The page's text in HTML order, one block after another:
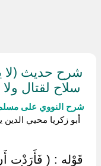
شرح حديث (لا
سلاح لقتال
شرح النووي على
أبو زكريا محيي الدين
‏قَوْله : ( فَأَرَدْت